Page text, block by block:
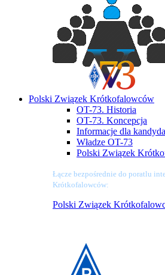
Polski Związek Krótkofalowców
OT-73. Historia
OT-73. Koncepcja
Informacje dla
Władze OT-73
Polski Związek
Łącze bezpośrednie do poratlu
Krótkofalowców:
Polski Związek